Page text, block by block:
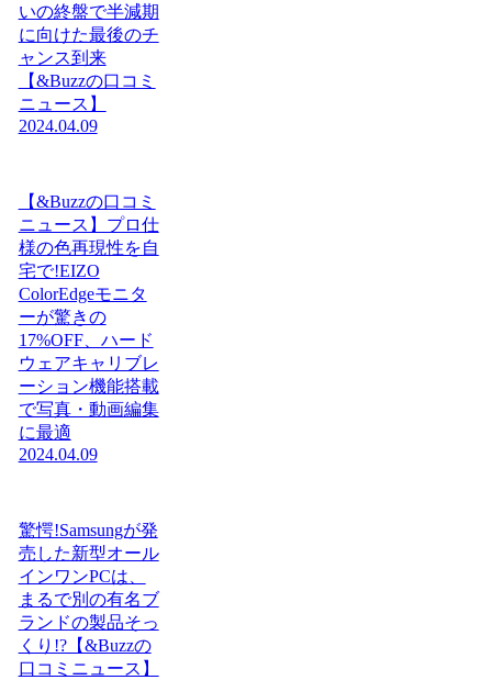
いの終盤で半減期
に向けた最後のチ
ャンス到来
【&Buzzの口コミ
ニュース】
2024.04.09
【&Buzzの口コミ
ニュース】プロ仕
様の色再現性を自
宅で!EIZO
ColorEdgeモニタ
ーが驚きの
17%OFF、ハード
ウェアキャリブレ
ーション機能搭載
で写真・動画編集
に最適
2024.04.09
驚愕!Samsungが発
売した新型オール
インワンPCは、
まるで別の有名ブ
ランドの製品そっ
くり!?【&Buzzの
口コミニュース】